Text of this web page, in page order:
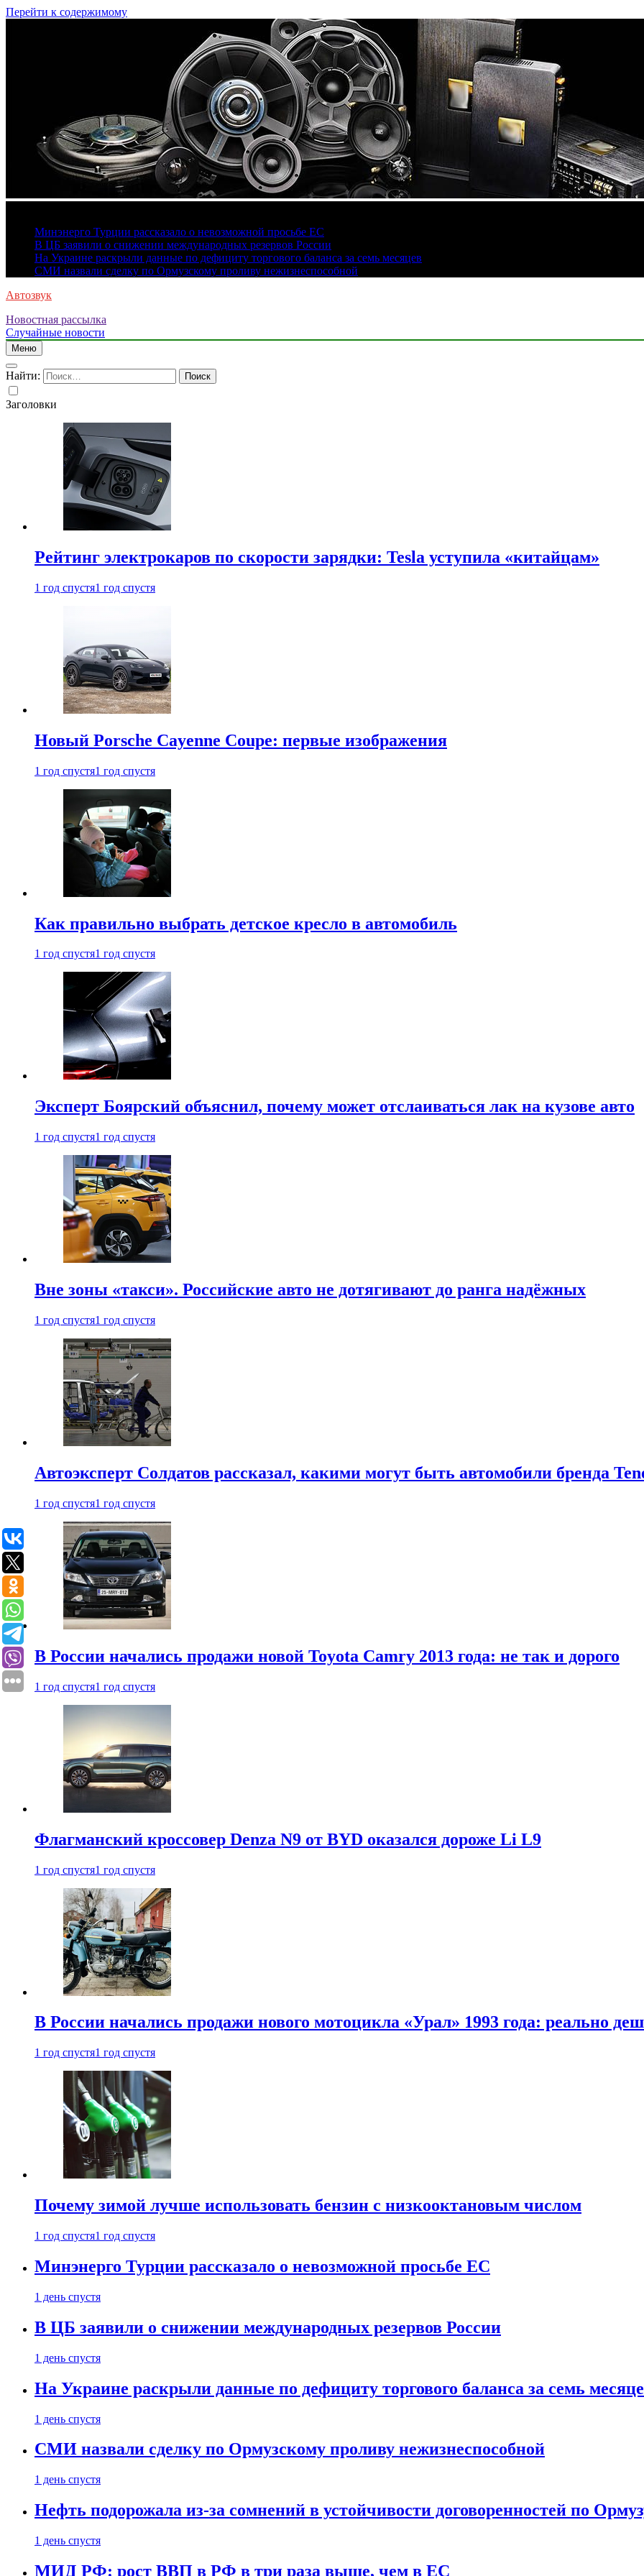
Перейти к содержимому
Минэнерго Турции рассказало о невозможной просьбе ЕС
В ЦБ заявили о снижении международных резервов России
На Украине раскрыли данные по дефициту торгового баланса за семь месяцев
СМИ назвали сделку по Ормузскому проливу нежизнеспособной
Автозвук
Новостная рассылка
Случайные новости
Меню
Найти:
Заголовки
Рейтинг электрокаров по скорости зарядки: Tesla уступила «китайцам»
1 год спустя1 год спустя
Новый Porsche Cayenne Coupe: первые изображения
1 год спустя1 год спустя
Как правильно выбрать детское кресло в автомобиль
1 год спустя1 год спустя
Эксперт Боярский объяснил, почему может отслаиваться лак на кузове авто
1 год спустя1 год спустя
Вне зоны «такси». Российские авто не дотягивают до ранга надёжных
1 год спустя1 год спустя
Автоэксперт Солдатов рассказал, какими могут быть автомобили бренда
1 год спустя1 год спустя
В России начались продажи новой Toyota Camry 2013 года: не так и дорого
1 год спустя1 год спустя
Флагманский кроссовер Denza N9 от BYD оказался дороже Li L9
1 год спустя1 год спустя
В России начались продажи нового мотоцикла «Урал» 1993 года: реально
1 год спустя1 год спустя
Почему зимой лучше использовать бензин с низкооктановым числом
1 год спустя1 год спустя
Минэнерго Турции рассказало о невозможной просьбе ЕС
1 день спустя
В ЦБ заявили о снижении международных резервов России
1 день спустя
На Украине раскрыли данные по дефициту торгового баланса за семь
1 день спустя
СМИ назвали сделку по Ормузскому проливу нежизнеспособной
1 день спустя
Нефть подорожала из-за сомнений в устойчивости договоренностей по
1 день спустя
МИД РФ: рост ВВП в РФ в три раза выше, чем в ЕС